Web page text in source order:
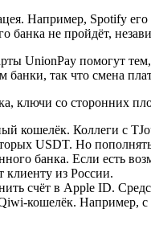
Например, Spotify
банка не пройдёт,
UnionPay помогут
банки, так что смена
ключи со сторонних
кошелёк. Коллеги с
USDT. Но
банка. Если есть
клиенту из России.
счёт в Apple ID.
кошелёк. Например, с